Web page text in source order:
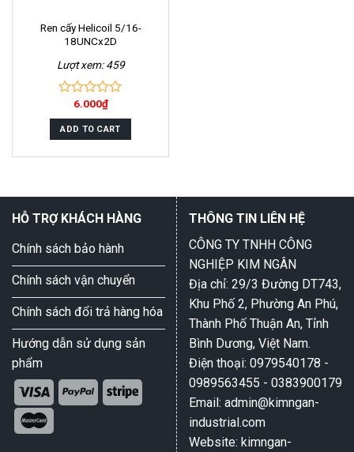
Ren cấy Helicoil 5/16-
18UNCx2D
Lượt xem: 459
out
of
5
6.000₫
ADD TO CART
HỖ TRỢ KHÁCH HÀNG
Chính sách bảo hành
Chính sách vận chuyển
Chính sách đổi trả hàng hóa
Hướng dẫn sử dụng sản
phẩm
THÔNG TIN LIÊN HỆ
CÔNG TY TNHH CÔNG
NGHIỆP KIM NGÂN
Địa chỉ: 29/3 Đường DT743,
Khu Phố 2, Phường An Phú,
Thành Phố Thuận An, Tỉnh
Bình Dương, Việt Nam.
Điện thoại: 0979540178 -
0989563455 - 0383900179
Email: admin@kimngan-
industrial.com
Website: kimngan-